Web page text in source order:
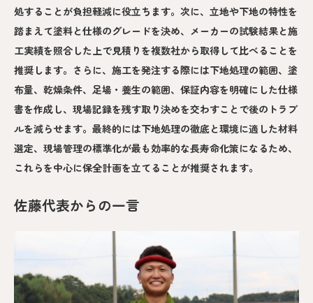
処することが負担軽減に役立ちます。次に、立地や下地の特性を
踏まえて塗料と仕様のグレードを決め、メーカーの試験結果と施
工実績を照合した上で見積りを複数社から取得して比べることを
推奨します。さらに、施工を発注する際には下地処理の範囲、塗
布量、乾燥条件、足場・養生の範囲、保証内容を明確にした仕様
書を作成し、現場記録を残す取り決めを交わすことで後のトラブ
ルを減らせます。最終的には下地処理の徹底と環境に適した材料
選定、現場管理の標準化が最も効率的な長寿命化策になるため、
これらを中心に保全計画を立てることが推奨されます。
佐藤代表からの一言